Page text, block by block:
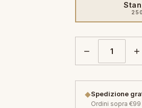
− +
◆Spedizione
Ordini sopra €99